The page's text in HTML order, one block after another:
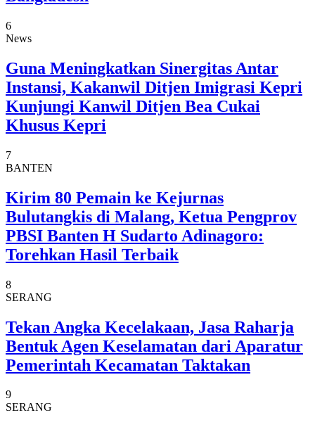
6
News
Guna Meningkatkan Sinergitas Antar
Instansi, Kakanwil Ditjen Imigrasi Kepri
Kunjungi Kanwil Ditjen Bea Cukai
Khusus Kepri
7
BANTEN
Kirim 80 Pemain ke Kejurnas
Bulutangkis di Malang, Ketua Pengprov
PBSI Banten H Sudarto Adinagoro:
Torehkan Hasil Terbaik
8
SERANG
Tekan Angka Kecelakaan, Jasa Raharja
Bentuk Agen Keselamatan dari Aparatur
Pemerintah Kecamatan Taktakan
9
SERANG